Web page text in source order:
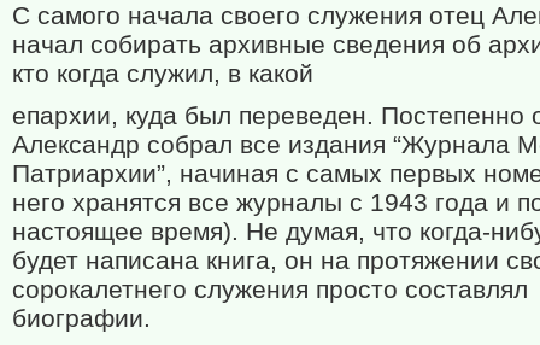
С самого начала своего служения отец
начал собирать архивные сведения об
кто когда служил, в какой
епархии, куда был переведен. Постепенно
Александр собрал все издания “Журнала
Патриархии”, начиная с самых первых
него хранятся все журналы с 1943 года и
настоящее время). Не думая, что когда-
будет написана книга, он на протяжении
сорокалетнего служения просто составлял
биографии.